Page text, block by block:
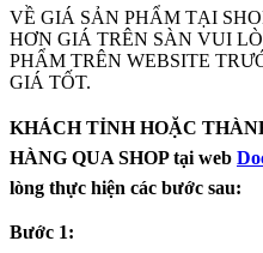
VỀ GIÁ SẢN PHẨM TẠI
HƠN GIÁ TRÊN SÀN VUI
PHẨM TRÊN WEBSITE
GIÁ TỐT.
KHÁCH TỈNH HOẶC
HÀNG QUA SHOP tại web
lòng thực hiện các bước sau:
Bước 1: